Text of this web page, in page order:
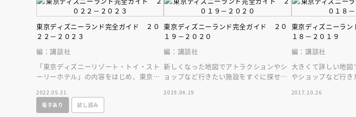
東京ディズニーランド完全ガイド ２０
２２－２０２３
編：講談社
「東京ディズニーリゾート・トイ・スト
ーリーホテル」の内容をはじめ、東京デ
紹介いたします！
2022.05.31
電子あり
試し読み
東京ディズニーランド完全ガイド ２０
１９－２０２０
編：講談社
新しくなった地図でアトラクションやシ
ョップなど行きたい施設をすぐに探せま
＆グッズを紹介！
2019.04.19
東京ディズニーラ
１８－２０１９
編：講談社
大きくて詳しい地図
やショップなど行
巻頭特集も充実！
2017.10.26